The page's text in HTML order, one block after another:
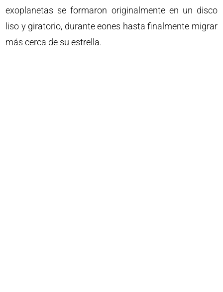
exoplanetas se formaron originalmente en un disco
liso y giratorio, durante eones hasta finalmente migrar
más cerca de su estrella.